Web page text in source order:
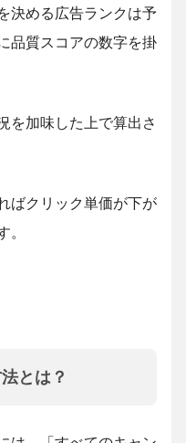
決める広告ランクは予
品質スコアの数字を掛
を加味した上で算出さ
ばクリック単価が下が
。
とは？